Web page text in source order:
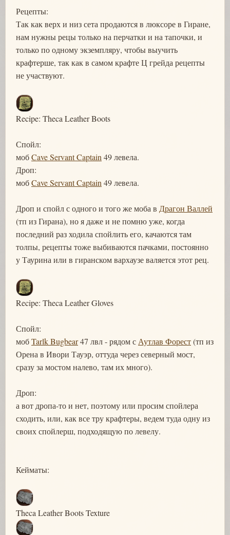
Рецепты:
Так как верх и низ сета продаются в люксоре в Гиране,
нам нужны рецы только на перчатки и на тапочки, и
только по одному экземпляру, чтобы выучить
крафтерше, так как в самом крафте Ц грейда рецепты
не участвуют.
Recipe: Theca Leather Boots
Спойл:
мобCave Servant Captain 49 левела.
Дроп:
мобCave Servant Captain 49 левела.
Дроп и спойл с одного и того же моба в Драгон Валлей
(тп из Гирана), но я даже и не помню уже, когда
последний раз ходила спойлить его, качаются там
толпы, рецепты тоже выбиваются пачками, постоянно
у Таурина или в гиранском вархаузе валяется этот рец.
Recipe: Theca Leather Gloves
Спойл:
мобTarlk Bugbear47 лвл - рядом с Аутлав Форест(тп из
Орена в Ивори Тауэр, оттуда через северный мост,
сразу за мостом налево, там их много).
Дроп:
а вот дропа-то и нет, поэтому или просим спойлера
сходить, или, как все тру крафтеры, ведем туда одну из
своих спойлерш, подходящую по левелу.
Кейматы:
Theca Leather Boots Texture